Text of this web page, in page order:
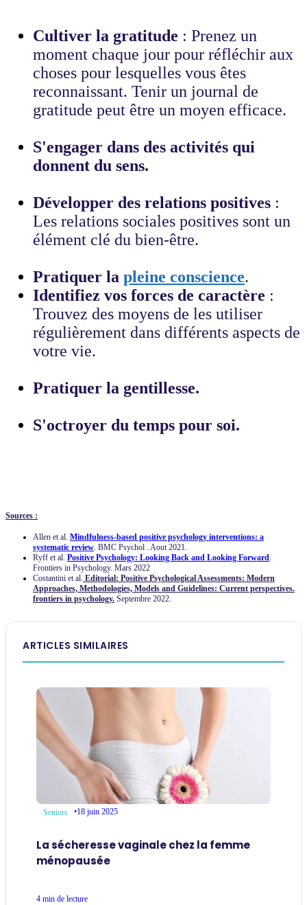
Cultiver la gratitude : Prenez un
moment chaque jour pour réfléchir aux
choses pour lesquelles vous êtes
reconnaissant. Tenir un journal de
gratitude peut être un moyen efficace.
S'engager dans des activités qui
donnent du sens.
Développer des relations positives :
Les relations sociales positives sont un
élément clé du bien-être.
Pratiquer la pleine conscience.
Identifiez vos forces de caractère :
Trouvez des moyens de les utiliser
régulièrement dans différents aspects de
votre vie.
Pratiquer la gentillesse.
S'octroyer du temps pour soi.
Sources :
Allen et al. Mindfulness-based positive psychology interventions: a
systematic review. BMC Psychol . Aout 2021.
Ryff et al. Positive Psychology: Looking Back and Looking Forward.
Frontiers in Psychology. Mars 2022
Costantini et al. Editorial: Positive Psychological Assessments: Modern
Approaches, Methodologies, Models and Guidelines: Current perspectives.
frontiers in psychology. Septembre 2022.
ARTICLES SIMILAIRES
Seniors •18 juin 2025
La sécheresse vaginale chez la femme
ménopausée
4 min de lecture